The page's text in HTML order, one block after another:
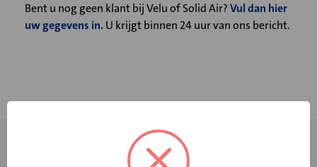
Bent u nog geen klant bij Velu of Solid Air?Vul dan hier
uw gegevens in.U krijgt binnen 24 uur van ons bericht.